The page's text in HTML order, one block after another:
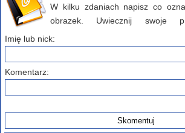
W kilku zdaniach napisz co
obrazek. Uwiecznij swoje
Imię lub nick:
Komentarz: